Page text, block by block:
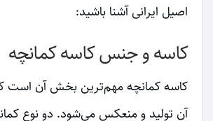
اصیل ایرانی آشنا باشید:
کاسه و جنس کاسه کمانچه
کاسه کمانچه مهم‌ترین بخش آن است
آن تولید و منعکس می‌شود. دو نوع